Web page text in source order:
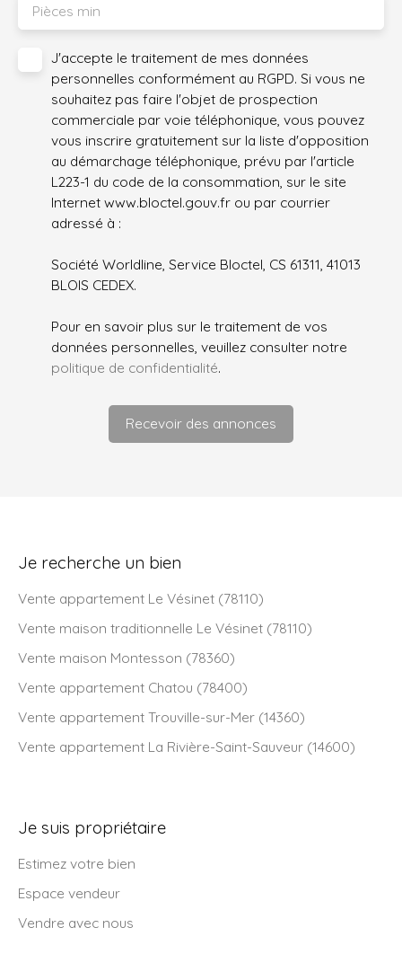
Pièces min
J'accepte le traitement de mes données
personnelles conformément au RGPD. Si vous ne
souhaitez pas faire l'objet de prospection
commerciale par voie téléphonique, vous pouvez
vous inscrire gratuitement sur la liste d'opposition
au démarchage téléphonique, prévu par l'article
L223-1 du code de la consommation, sur le site
Internet www.bloctel.gouv.fr ou par courrier
adressé à :
Société Worldline, Service Bloctel, CS 61311, 41013
BLOIS CEDEX.
Pour en savoir plus sur le traitement de vos
données personnelles, veuillez consulter notre
politique de confidentialité.
Recevoir des annonces
Je recherche un bien
Vente appartement Le Vésinet (78110)
Vente maison traditionnelle Le Vésinet (78110)
Vente maison Montesson (78360)
Vente appartement Chatou (78400)
Vente appartement Trouville-sur-Mer (14360)
Vente appartement La Rivière-Saint-Sauveur (14600)
Je suis propriétaire
Estimez votre bien
Espace vendeur
Vendre avec nous